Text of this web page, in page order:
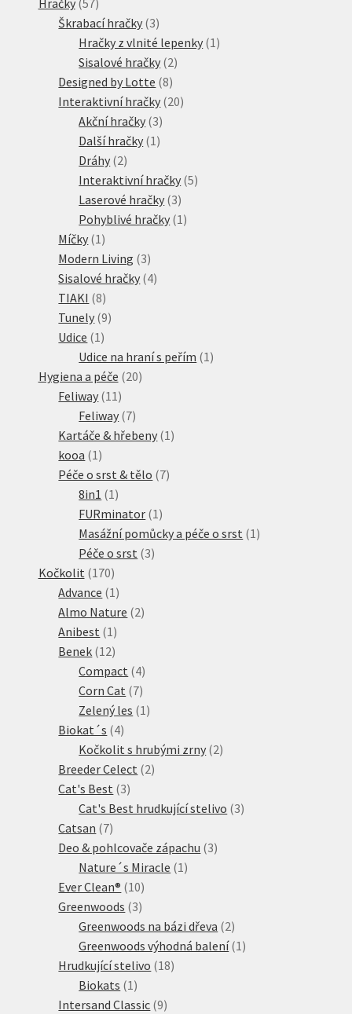
produktů
Škrabací hračky 33
produkty
Hračky z vlnité lepenky 1 1
Sisalové hračky 22
Designed by Lotte 88
produktů
Interaktivní hračky 2020
Akční hračky 33
produkty
Další hračky 1 1
Dráhy 22
produkty
Interaktivní hračky 55
Laserové hračky 33
produkty
Pohyblivé hračky 1 1
Míčky 1 1
produkt
Modern Living 33
produkty
Sisalové hračky 44
TIAKI 88
produktů
Tunely 99
Udice 1 1
produkt
Udice na hraní s peřím 1 1
Hygiena a péče 2020
Feliway 11 11
produktů
Feliway 77
produktů
Kartáče & hřebeny 1 1
kooa 1 1
produkt
Péče o srst & tělo 77
8in1 1 1
produkt
FURminator 1 1
produkt
Masážní pomůcky a péče o srst 1 1
Péče o srst 33
Kočkolit 170170
produktů
Advance 1 1
produkt
Almo Nature 22
Anibest 1 1
produkt
Benek 1212
produktů
Compact 44
produkty
Corn Cat 77
produktů
Zelený les 1 1
Biokat´s 44
produkty
Kočkolit s hrubými zrny 22
Breeder Celect 22
Cat's Best 33
produkty
Cat's Best hrudkující stelivo 33
Catsan 77
produktů
Deo & pohlcovače zápachu 33
Nature´s Miracle 1 1
Ever Clean® 1010
produktů
Greenwoods 33
produkty
Greenwoods na bázi dřeva 22
produkty
Greenwoods výhodná balení 1 1
Hrudkující stelivo 1818
Biokats 1 1
produkt
Intersand Classic 99